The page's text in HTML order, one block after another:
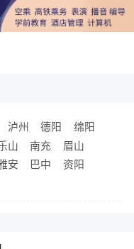
泸州 德阳
绵阳
山 南充
眉山
安 巴中
资阳